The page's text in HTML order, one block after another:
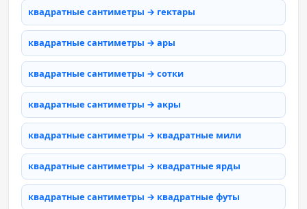
квадратные сантиметры → гектары
квадратные сантиметры → ары
квадратные сантиметры → сотки
квадратные сантиметры → акры
квадратные сантиметры → квадратные мили
квадратные сантиметры → квадратные ярды
квадратные сантиметры → квадратные футы